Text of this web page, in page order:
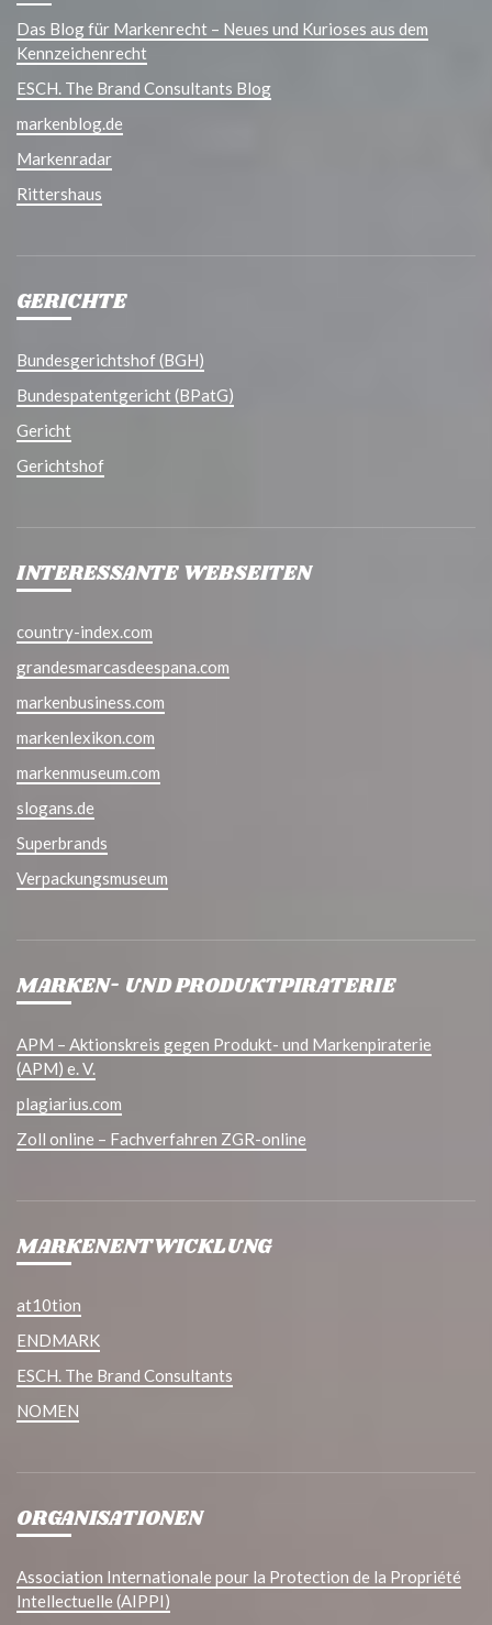
Das Blog für Markenrecht – Neues und Kurioses aus dem
Kennzeichenrecht
ESCH. The Brand Consultants Blog
markenblog.de
Markenradar
Rittershaus
GERICHTE
Bundesgerichtshof (BGH)
Bundespatentgericht (BPatG)
Gericht
Gerichtshof
INTERESSANTE WEBSEITEN
country-index.com
grandesmarcasdeespana.com
markenbusiness.com
markenlexikon.com
markenmuseum.com
slogans.de
Superbrands
Verpackungsmuseum
MARKEN- UND PRODUKTPIRATERIE
APM – Aktionskreis gegen Produkt- und Markenpiraterie
(APM) e. V.
plagiarius.com
Zoll online – Fachverfahren ZGR-online
MARKENENTWICKLUNG
at10tion
ENDMARK
ESCH. The Brand Consultants
NOMEN
ORGANISATIONEN
Association Internationale pour la Protection de la Propriété
Intellectuelle (AIPPI)